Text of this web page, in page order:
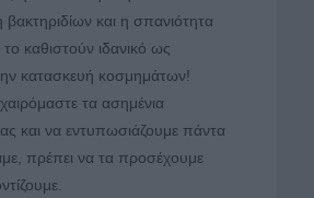
και η σπανιότητα
καθιστούν ιδανικό ως
κατασκευή κοσμημάτων!
τα ασημένια
και να εντυπωσιάζουμε πάντα
πρέπει να τα προσέχουμε